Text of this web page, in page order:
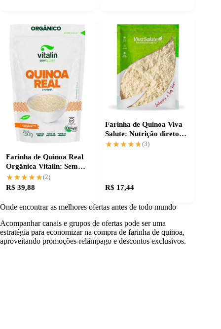
Farinha de Quinoa Real
Orgânica Vitalin: Sem
Glúten e Saudável
★★★★★
★★★★★(2)
R$ 39,88
Farinha de Quinoa Viva
Salute: Nutrição direto
na sua receita
★★★★★
★★★★★(3)
R$ 17,44
Onde encontrar as melhores ofertas antes de todo mundo
Acompanhar canais e grupos de ofertas pode ser uma
estratégia para economizar na compra de farinha de quinoa,
aproveitando promoções-relâmpago e descontos exclusivos.